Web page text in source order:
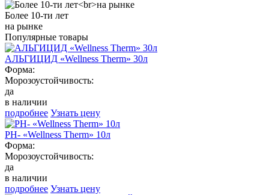
Более 10-ти лет
на рынке
Популярные товары
АЛЬГИЦИД «Wellness Therm» 30л
Форма:
Морозоустойчивость:
да
в наличии
подробнее Узнать цену
PH- «Wellness Therm» 10л
Форма:
Морозоустойчивость:
да
в наличии
подробнее Узнать цену